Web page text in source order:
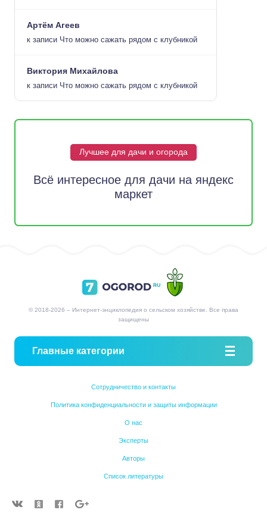
Артём Агеев
к записи Что можно сажать рядом с клубникой
Виктория Михайлова
к записи Что можно сажать рядом с клубникой
Лучшее для дачи и огорода
Всё интересное для дачи на яндекс
маркет
© 2018-2026 – Интернет-энциклопедия о сельском хозяйстве. Все права
защищены
Главные категории
Сотрудничество и контакты
Политика конфиденциальности и защиты информации
О нас
Эксперты
Авторы
Список литературы